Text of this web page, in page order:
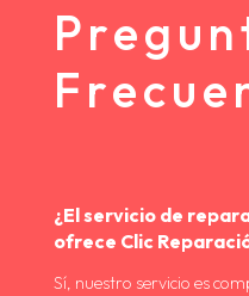
¿El servicio de
ofrece Clic
Sí, nuestro servicio es